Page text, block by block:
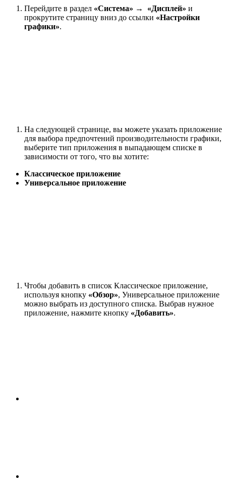
Перейдите в раздел «Система» → «Дисплей» и
прокрутите страницу вниз до ссылки «Настройки
графики».
На следующей странице, вы можете указать приложение
для выбора предпочтений производительности графики,
выберите тип приложения в выпадающем списке в
зависимости от того, что вы хотите:
Классическое приложение
Универсальное приложение
Чтобы добавить в список Классическое приложение,
используя кнопку «Обзор», Универсальное приложение
можно выбрать из доступного списка. Выбрав нужное
приложение, нажмите кнопку «Добавить».